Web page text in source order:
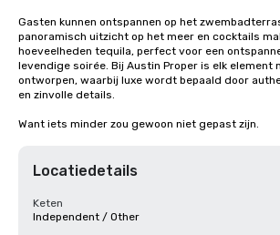
Gasten kunnen ontspannen op het
panoramisch uitzicht op het meer en cocktails
hoeveelheden tequila, perfect voor een
levendige soirée. Bij Austin Proper is elk element
ontworpen, waarbij luxe wordt bepaald door
en zinvolle details.
Want iets minder zou gewoon niet gepast zijn.
Locatiedetails
Keten
Independent / Other